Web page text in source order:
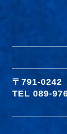
〒791-0242
TEL 089-